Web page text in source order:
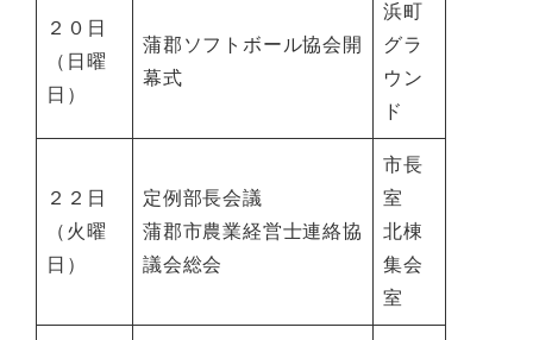
２０日
（日曜
日）
蒲郡ソフトボール協会開
幕式
浜町
グラ
ウン
ド
２２日
（火曜
日）
定例部長会議
蒲郡市農業経営士連絡協
議会総会
市長
室
北棟
集会
室